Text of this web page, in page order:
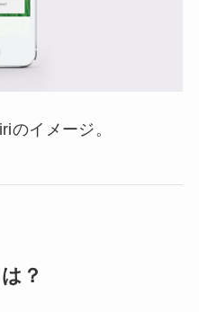
イメージ。
？